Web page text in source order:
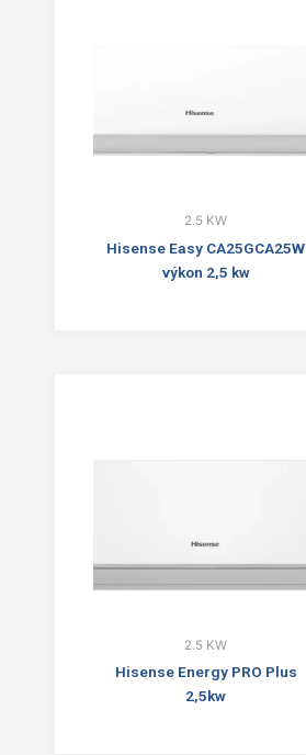
2.5 KW
Hisense Easy CA25GCA25W
výkon 2,5 kw
2.5 KW
Hisense Energy PRO Plus
2,5kw